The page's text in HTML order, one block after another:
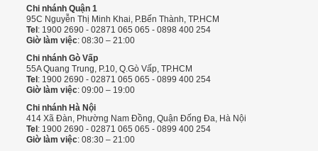
Chi nhánh Quận 1
95C Nguyễn Thị Minh Khai, P.Bến Thành, TP.HCM
Tel: 1900 2690 - 02871 065 065 - 0898 400 254
Giờ làm việc: 08:30 – 21:00
Chi nhánh Gò Vấp
55A Quang Trung, P.10, Q.Gò Vấp, TP.HCM
Tel: 1900 2690 - 02871 065 065 - 0899 400 254
Giờ làm việc: 09:00 – 19:00
Chi nhánh Hà Nội
414 Xã Đàn, Phường Nam Đồng, Quận Đống Đa, Hà Nội
Tel: 1900 2690 - 02871 065 065 - 0899 400 254
Giờ làm việc: 08:30 – 21:00